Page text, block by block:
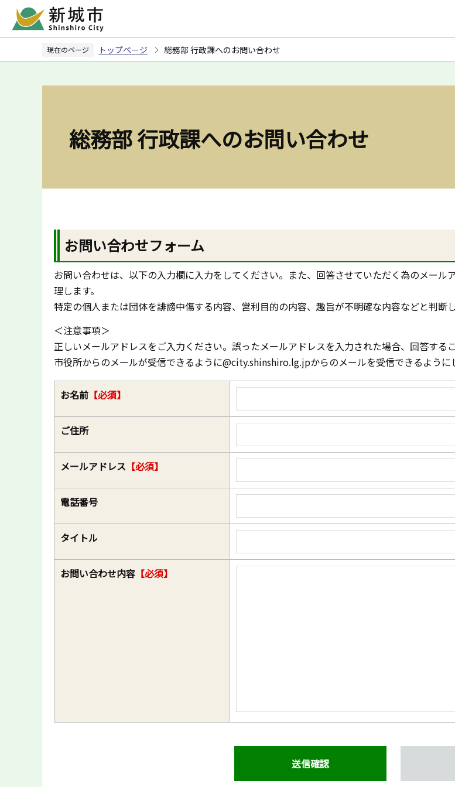
ペ
現在のページ トップページ 総務部 行政課へのお問い合わせ
総務部 行政課へのお問い合わせ
お問い合わせフォーム
お問い合わせは、以下の入力欄に入力をしてください。また、回答させていただく為のメー
理します。
特定の個人または団体を誹謗中傷する内容、営利目的の内容、趣旨が不明確な内容などと判断
＜注意事項＞
正しいメールアドレスをご入力ください。誤ったメールアドレスを入力された場合、回答する
市役所からのメールが受信できるように@city.shinshiro.lg.jpからのメールを受信できるように
お名前 【必須】
ご住所
メールアドレス 【必須】
電話番号
タイトル
お問い合わせ内容 【必須】